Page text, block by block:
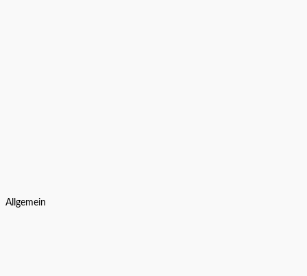
Allgemein